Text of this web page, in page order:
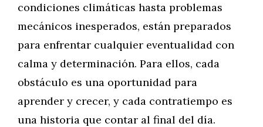
condiciones climáticas hasta problemas
mecánicos inesperados, están preparados
para enfrentar cualquier eventualidad con
calma y determinación. Para ellos, cada
obstáculo es una oportunidad para
aprender y crecer, y cada contratiempo es
una historia que contar al final del día.